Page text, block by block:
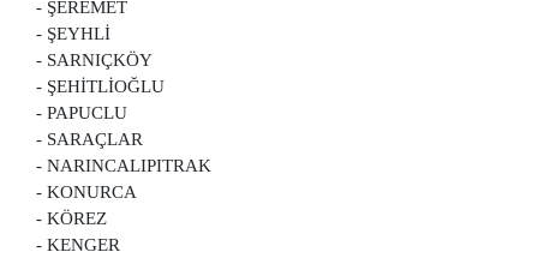
- ŞEREMET
- ŞEYHLİ
- SARNIÇKÖY
- ŞEHİTLİOĞLU
- PAPUCLU
- SARAÇLAR
- NARINCALIPITRAK
- KONURCA
- KÖREZ
- KENGER